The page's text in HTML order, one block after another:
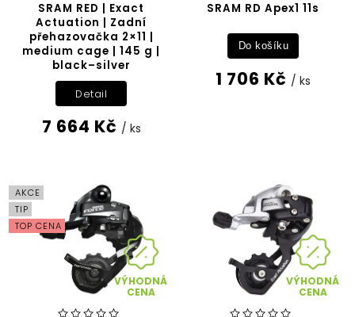
SRAM RED | Exact
Actuation | Zadní
přehazovačka 2×11 |
medium cage | 145 g |
black–silver
7 664 Kč / ks
Detail
SRAM RD Apex1 11s
1 706 Kč / ks
Do košíku
AKCE
TIP
TOP CENA
VÝHODNÁ
CENA
VÝHODNÁ
CENA